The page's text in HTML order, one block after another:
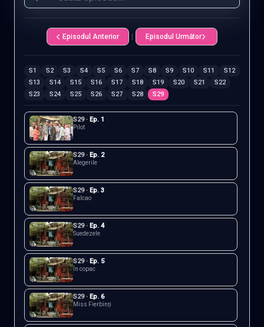
Episodul Anterior | Episodul Următor
S1 S2 S3 S4 S5 S6 S7 S8 S9 S10 S11 S12
S13 S14 S15 S16 S17 S18 S19 S20 S21 S22
S23 S24 S25 S26 S27 S28 S29
S29· Ep. 1
Pilot
S29· Ep. 2
Alegerile
S29· Ep. 3
Falcao
S29· Ep. 4
Suedezele
S29· Ep. 5
În copac
S29· Ep. 6
Miss Fierbinți